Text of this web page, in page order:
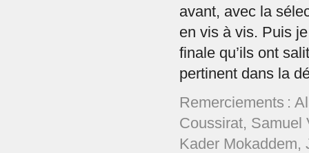
avant, avec la
en vis à vis. Puis
finale qu’ils ont
pertinent dans la
Remerciements :
Coussirat, Samuel
Kader Mokaddem,